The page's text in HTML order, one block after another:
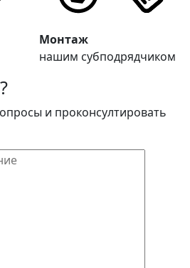
Монтаж
нашим субподрядчиком
и проконсултировать